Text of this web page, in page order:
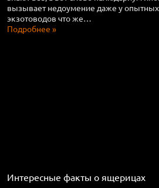
вызывает недоумение даже у опытных
экзотоводов что же…
Подробнее »
Интересные факты о ящерицах